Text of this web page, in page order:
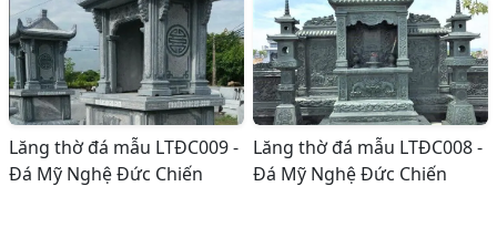
Lăng thờ đá mẫu LTĐC009 -
Đá Mỹ Nghệ Đức Chiến
Lăng thờ đá mẫu LTĐC008 -
Đá Mỹ Nghệ Đức Chiến